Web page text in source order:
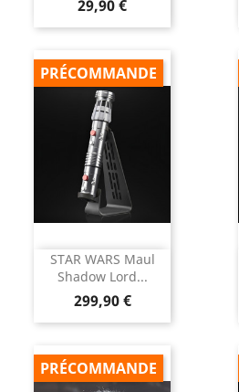
Prix
29,90 €
STAR WARS Maul
Shadow Lord...
Prix
299,90 €
PRÉCOMMANDE
PRÉCOMMANDE